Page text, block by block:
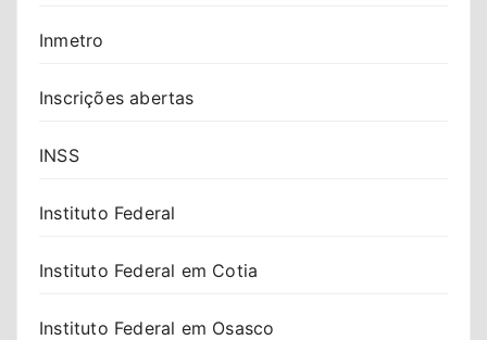
Inmetro
Inscrições abertas
INSS
Instituto Federal
Instituto Federal em Cotia
Instituto Federal em Osasco